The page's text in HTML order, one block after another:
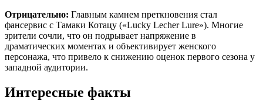
Отрицательно: Главным камнем преткновения стал
фансервис с Тамаки Котацу («Lucky Lecher Lure»). Многие
зрители сочли, что он подрывает напряжение в
драматических моментах и объективирует женского
персонажа, что привело к снижению оценок первого сезона у
западной аудитории.
Интересные факты